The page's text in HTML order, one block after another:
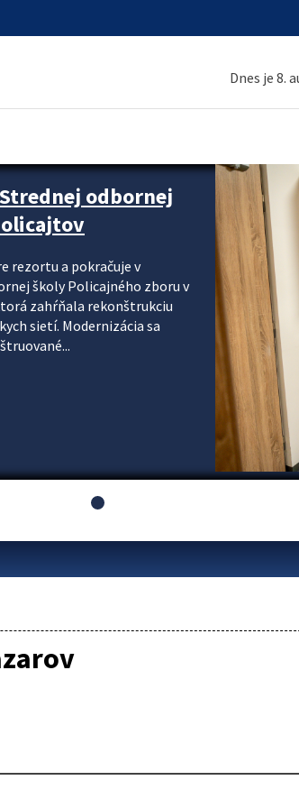
Dnes je 8.
odbornej
rezortu a pokračuje v
školy Policajného zboru v
zahŕňala rekonštrukciu
sietí. Modernizácia sa